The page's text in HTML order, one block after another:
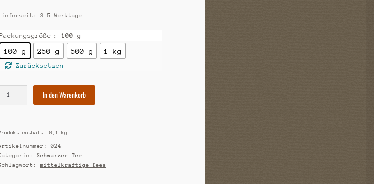
3-5 Werktage
Packungsgröße : 100 g
100 g 250 g 500 g 1 kg
Zurücksetzen
In den Warenkorb
enthält: 0,1 kg
024
Schwarzer Tee
mittelkräftige Tees